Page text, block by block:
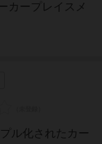
カープレイスメ
ル化されたカー